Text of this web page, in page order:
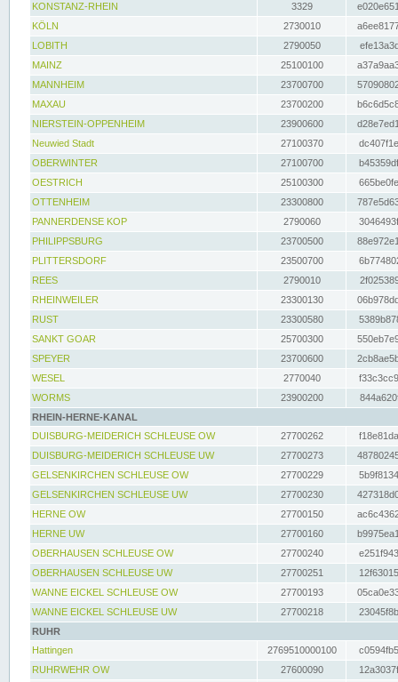
KONSTANZ-RHEIN
3329
KÖLN
2730010
LOBITH
2790050
MAINZ
25100100
MANNHEIM
23700700
MAXAU
23700200
NIERSTEIN-OPPENHEIM
23900600
Neuwied Stadt
27100370
OBERWINTER
27100700
OESTRICH
25100300
OTTENHEIM
23300800
PANNERDENSE KOP
2790060
PHILIPPSBURG
23700500
PLITTERSDORF
23500700
REES
2790010
RHEINWEILER
23300130
RUST
23300580
SANKT GOAR
25700300
SPEYER
23700600
WESEL
2770040
WORMS
23900200
RHEIN-HERNE-KANAL
DUISBURG-MEIDERICH SCHLEUSE OW
27700262
DUISBURG-MEIDERICH SCHLEUSE UW
27700273
GELSENKIRCHEN SCHLEUSE OW
27700229
GELSENKIRCHEN SCHLEUSE UW
27700230
HERNE OW
27700150
HERNE UW
27700160
OBERHAUSEN SCHLEUSE OW
27700240
OBERHAUSEN SCHLEUSE UW
27700251
WANNE EICKEL SCHLEUSE OW
27700193
WANNE EICKEL SCHLEUSE UW
27700218
RUHR
Hattingen
2769510000100
RUHRWEHR OW
27600090